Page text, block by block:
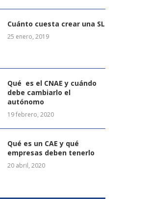
Cuánto cuesta crear una SL
25 enero, 2019
Qué es el CNAE y cuándo
debe cambiarlo el
autónomo
19 febrero, 2020
Qué es un CAE y qué
empresas deben tenerlo
20 abril, 2020